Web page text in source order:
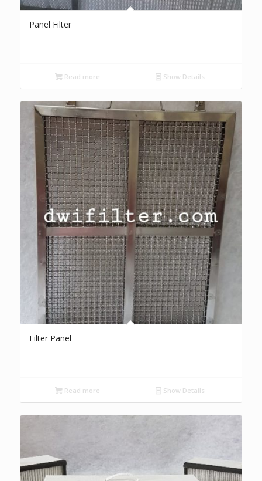
Panel Filter
Read more Show Details
Filter Panel
Read more Show Details